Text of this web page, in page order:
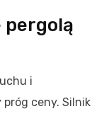
pergolą
i
ceny. Silnik